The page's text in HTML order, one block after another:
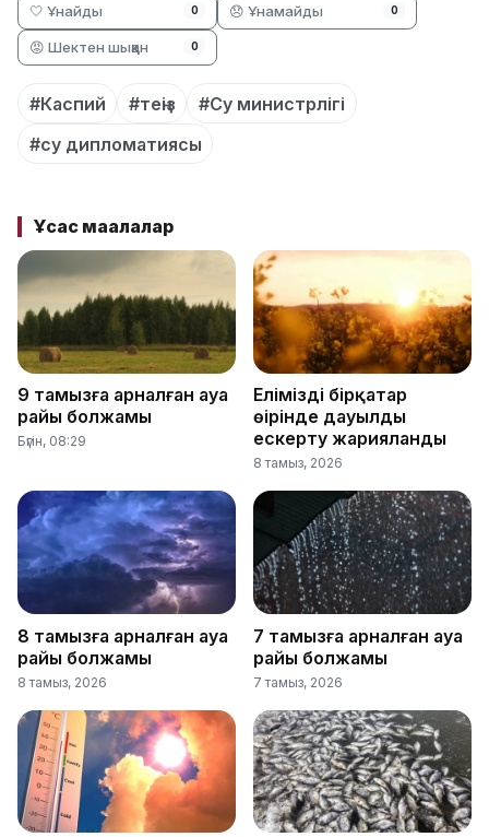
🤍 Ұнайды 0 😞 Ұнамайды 0
😡 Шектен шыққан 0
#Каспий #теңіз
#Су министрлігі
#су дипломатиясы
Ұқсас мақалалар
9 тамызға арналған ауа
райы болжамы
Бүгін, 08:29
Еліміздің бірқатар
өңірінде дауылды
ескерту жарияланды
8 тамыз, 2026
8 тамызға арналған ауа
райы болжамы
8 тамыз, 2026
7 тамызға арналған ауа
райы болжамы
7 тамыз, 2026